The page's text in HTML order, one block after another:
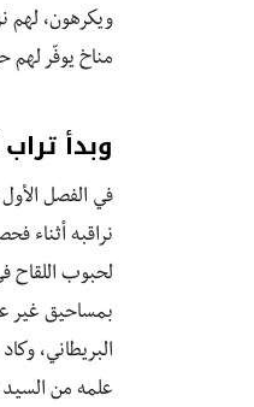
ويكرهون، لهم
مناخ يوفّر لهم
وبدأ
لحبوب اللقاح
بمساحيق غير
البريطاني،
علمه من السيد